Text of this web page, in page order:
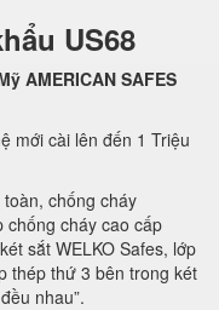
US68
AMERICAN SAFES
mới cài lên đến 1 Triệu
chống cháy
cháy cao cấp
sắt WELKO Safes, lớp
thép thứ 3 bên trong két
nhau”.